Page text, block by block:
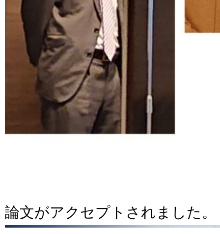
論文がアクセプトされました。